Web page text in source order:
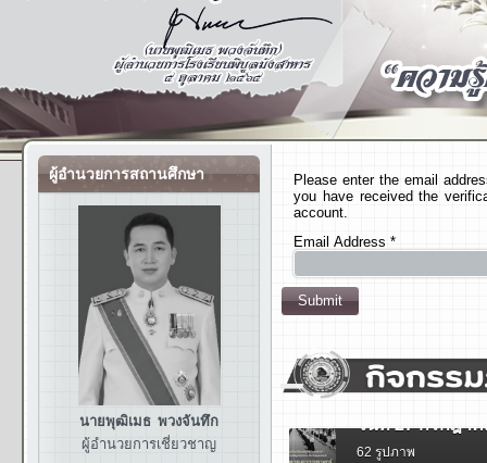
ผู้อำนวยการสถานศึกษา
นายพุฒิเมธ พวงจันทึก
ผู้อำนวยการเชี่ยวชาญ
Please enter the email
you have received the
account.
Email Address *
Submit